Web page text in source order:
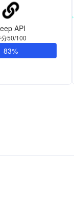
API
50/100
83%